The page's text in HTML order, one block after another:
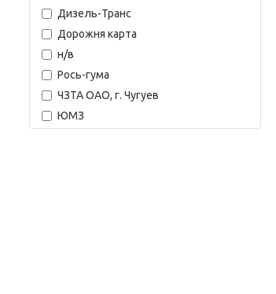
Дизель-Транс
Дорожня карта
н/в
Рось-гума
ЧЗТА ОАО, г. Чугуев
ЮМЗ